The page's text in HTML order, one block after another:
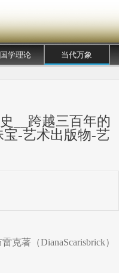
学理论 当代万象
__跨越三百年的
-艺术出版物-艺
克著（DianaScarisbrick）